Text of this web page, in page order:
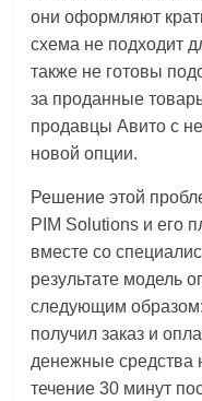
читателем.
они оформляют
схема не подходит
также не готовы
за проданные
продавцы Авито с
новой опции.
Решение этой
PIM Solutions и его
вместе со
результате модель
следующим образом:
получил заказ и
денежные средства
течение 30 минут